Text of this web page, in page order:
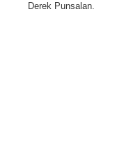
Derek Punsalan.